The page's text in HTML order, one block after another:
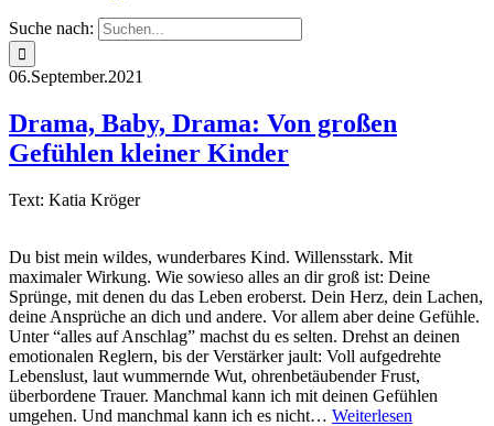
Suche nach:
06.September.2021
Drama, Baby, Drama: Von großen
Gefühlen kleiner Kinder
Text: Katia Kröger
Du bist mein wildes, wunderbares Kind. Willensstark. Mit
maximaler Wirkung. Wie sowieso alles an dir groß ist: Deine
Sprünge, mit denen du das Leben eroberst. Dein Herz, dein Lachen,
deine Ansprüche an dich und andere. Vor allem aber deine Gefühle.
Unter “alles auf Anschlag” machst du es selten. Drehst an deinen
emotionalen Reglern, bis der Verstärker jault: Voll aufgedrehte
Lebenslust, laut wummernde Wut, ohrenbetäubender Frust,
überbordene Trauer. Manchmal kann ich mit deinen Gefühlen
umgehen. Und manchmal kann ich es nicht… Weiterlesen